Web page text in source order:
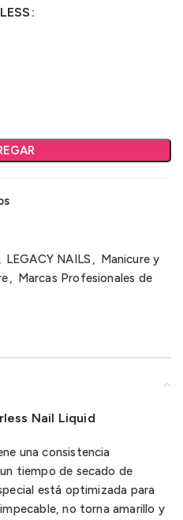
, LEGACY NAILS , Manicure y
, Marcas Profesionales de
Nail Liquid
una consistencia
tiempo de secado de
está optimizada para
no torna amarillo y